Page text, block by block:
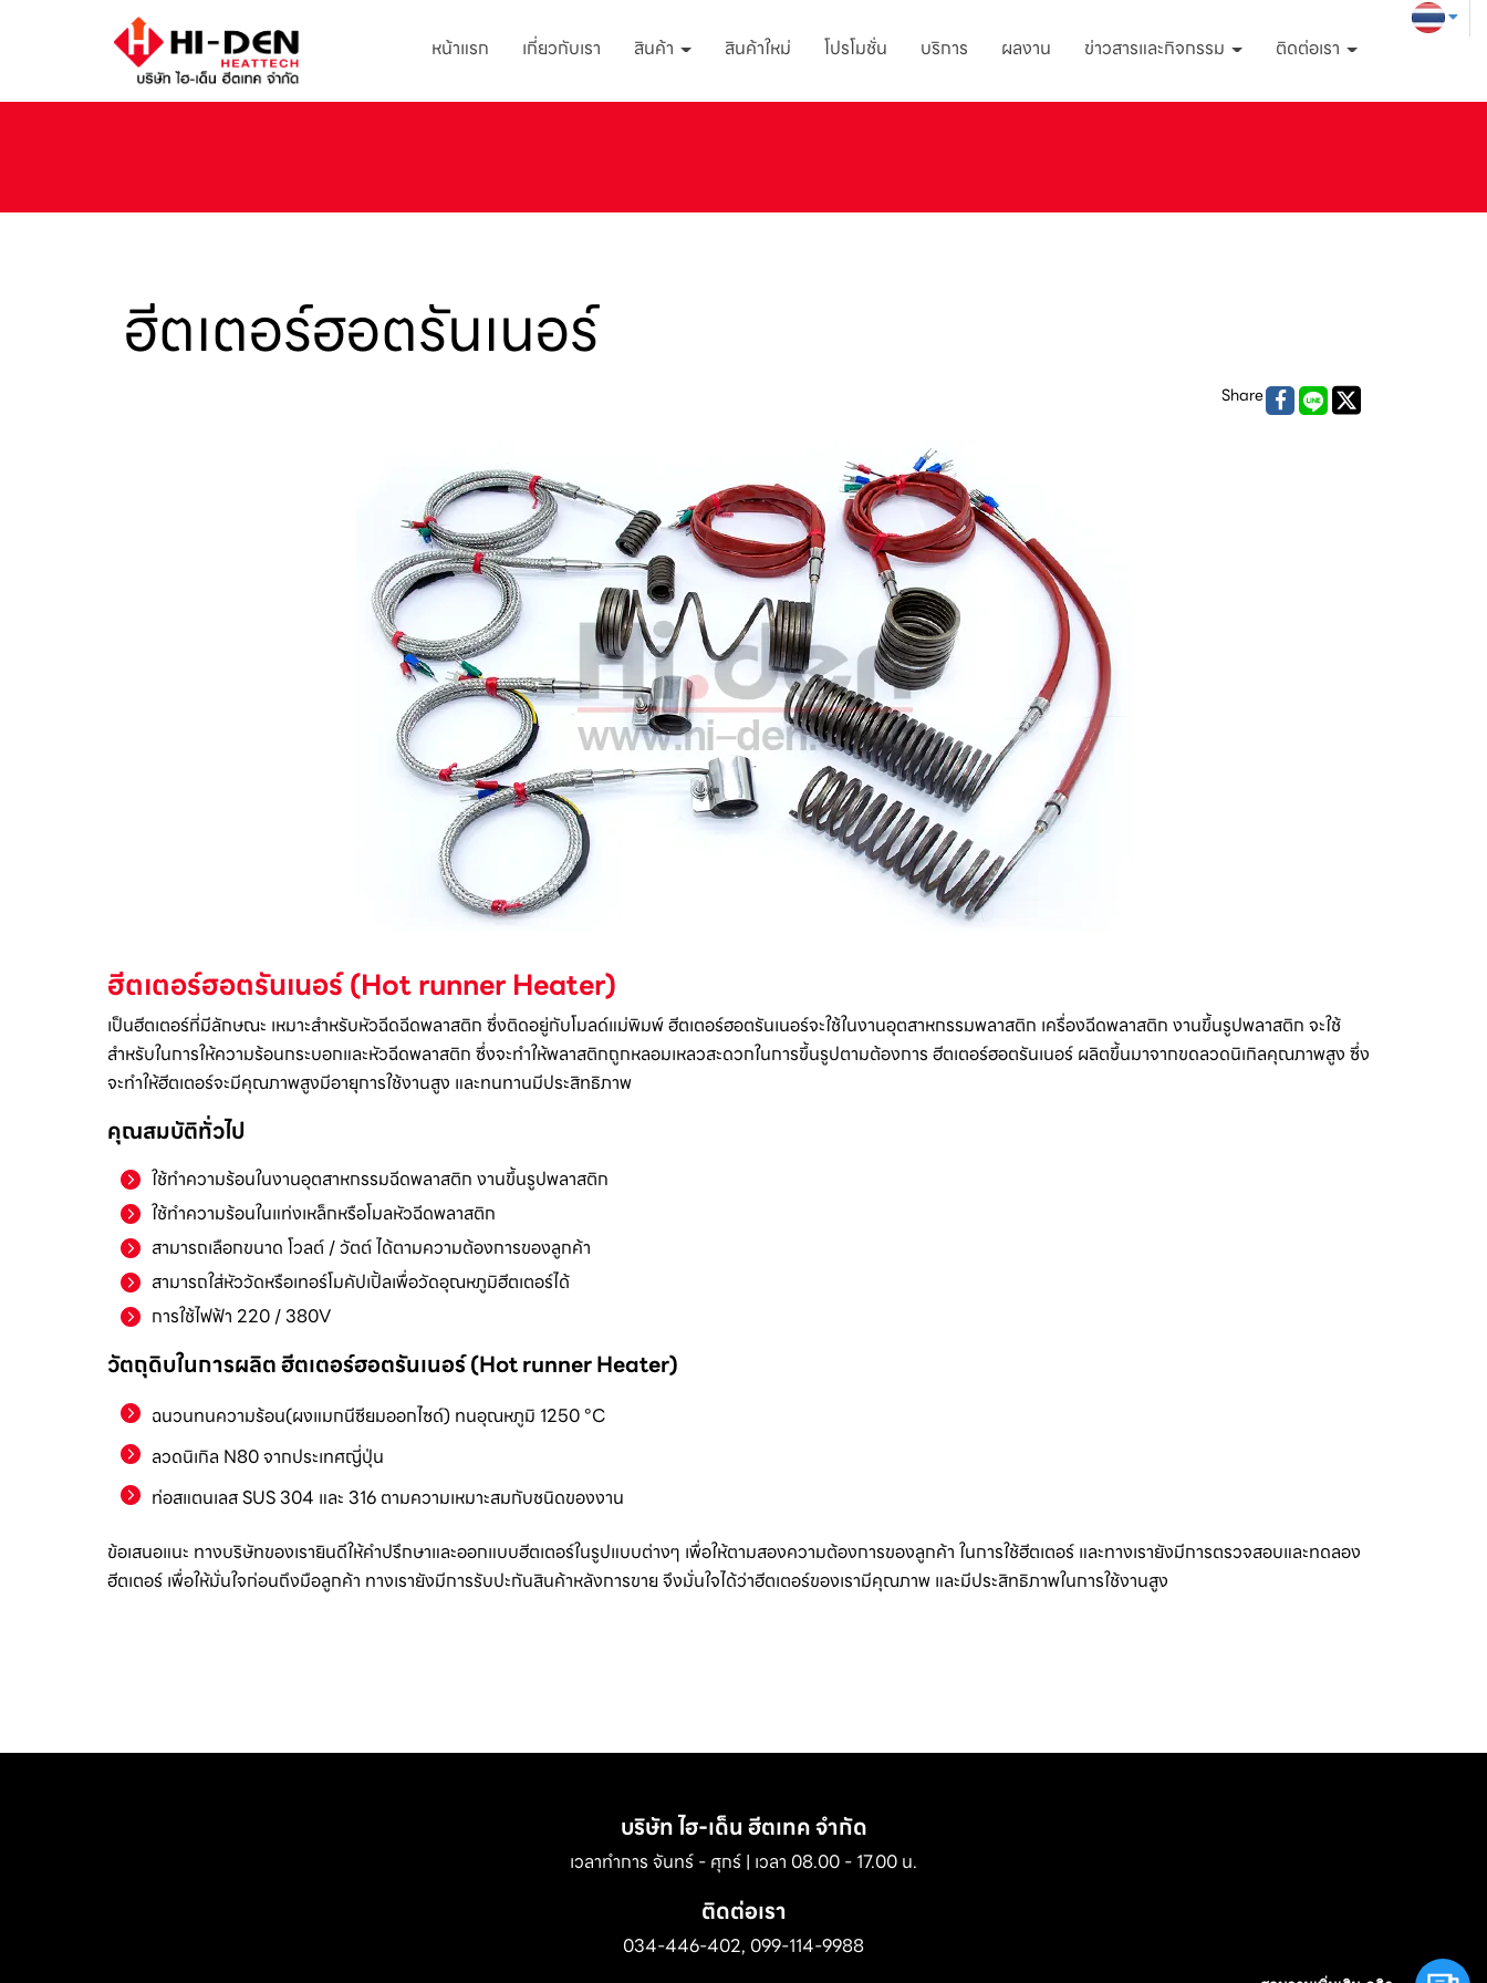
หน้าแรก เกี่ยวกับเรา สินค้า สินค้าใหม่ โปรโมชั่น บริการ ผลงาน ข่าวสารและกิจกรรม ติดต่อเรา
ฮีตเตอร์ฮอตรันเนอร์
Share
ฮีตเตอร์ฮอตรันเนอร์ (Hot runner Heater)
เป็นฮีตเตอร์ที่มีลักษณะ เหมาะสำหรับหัวฉีดฉีดพลาสติก ซึ่งติดอยู่กับโมลด์แม่พิมพ์ ฮีตเตอร์ฮอตรันเนอร์จะใช้ในงานอุตสาหกรรมพลาสติก เครื่องฉีดพลาสติก งานขึ้นรูปพลาสติก จะใช้
สำหรับในการให้ความร้อนกระบอกและหัวฉีดพลาสติก ซึ่งจะทำให้พลาสติกถูกหลอมเหลวสะดวกในการขึ้นรูปตามต้องการ ฮีตเตอร์ฮอตรันเนอร์ ผลิตขึ้นมาจากขดลวดนิเกิลคุณภาพสูง ซึ่ง
จะทำให้ฮีตเตอร์จะมีคุณภาพสูงมีอายุการใช้งานสูง และทนทานมีประสิทธิภาพ
คุณสมบัติทั่วไป
ใช้ทำความร้อนในงานอุตสาหกรรมฉีดพลาสติก งานขึ้นรูปพลาสติก
ใช้ทำความร้อนในแท่งเหล็กหรือโมลหัวฉีดพลาสติก
สามารถเลือกขนาด โวลต์ / วัตต์ ได้ตามความต้องการของลูกค้า
สามารถใส่หัววัดหรือเทอร์โมคัปเปิ้ลเพื่อวัดอุณหภูมิฮีตเตอร์ได้
การใช้ไฟฟ้า 220 / 380V
วัตถุดิบในการผลิต ฮีตเตอร์ฮอตรันเนอร์ (Hot runner Heater)
ฉนวนทนความร้อน(ผงแมกนีซียมออกไซด์) ทนอุณหภูมิ 1250 °C
ลวดนิเกิล N80 จากประเทศญี่ปุ่น
ท่อสแตนเลส SUS 304 และ 316 ตามความเหมาะสมกับชนิดของงาน
ข้อเสนอแนะ ทางบริษัทของเรายินดีให้คำปรึกษาและออกแบบฮีตเตอร์ในรูปแบบต่างๆ เพื่อให้ตามสองความต้องการของลูกค้า ในการใช้ฮีตเตอร์ และทางเรายังมีการตรวจสอบและทดลอง
ฮีตเตอร์ เพื่อให้มั่นใจก่อนถึงมือลูกค้า ทางเรายังมีการรับปะกันสินค้าหลังการขาย จึงมั่นใจได้ว่าฮีตเตอร์ของเรามีคุณภาพ และมีประสิทธิภาพในการใช้งานสูง
บริษัท ไฮ-เด็น ฮีตเทค จำกัด
เวลาทำการ จันทร์ - ศุกร์ | เวลา 08.00 - 17.00 น.
ติดต่อเรา
034-446-402, 099-114-9988